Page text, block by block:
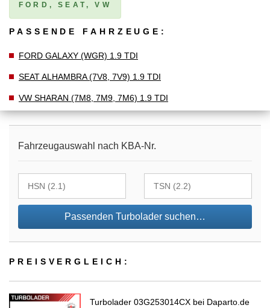
FORD, SEAT, VW
PASSENDE FAHRZEUGE:
FORD GALAXY (WGR) 1.9 TDI
SEAT ALHAMBRA (7V8, 7V9) 1.9 TDI
VW SHARAN (7M8, 7M9, 7M6) 1.9 TDI
Fahrzeugauswahl nach KBA-Nr.
Passenden Turbolader suchen…
PREIS­VER­GLEICH:
Turbolader 03G253014CX bei Daparto.de